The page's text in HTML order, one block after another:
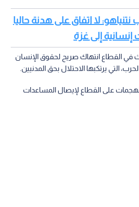
نتنياهو: لا اتفاق على هدنة حاليا
إلى غزة
في القطاع انتهاك صريح لحقوق الإنسان
التي يرتكبها الاحتلال بحق المدنيين.
على القطاع لإيصال المساعدات